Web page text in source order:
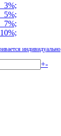
5%;
7%;
индивидуально
+-